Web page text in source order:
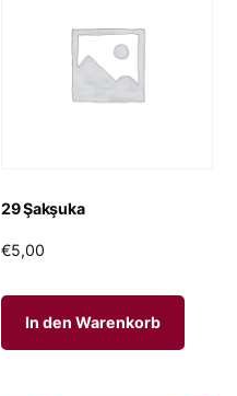
29 Şakşuka
€5,00
In den Warenkorb